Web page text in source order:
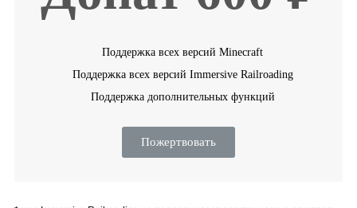
Поддержка всех версий Minecraft
Поддержка всех версий Immersive Railroading
Поддержка дополнительных функций
Пожертвовать